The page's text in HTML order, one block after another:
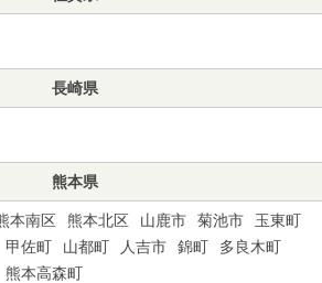
長崎県
熊本県
本南区 熊本北区 山鹿市 菊池市
玉東町
甲佐町 山都町 人吉市 錦町
多良木町
熊本高森町